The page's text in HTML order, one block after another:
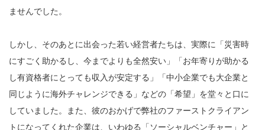
ませんでした。
しかし、そのあとに出会った若い経営者たちは、実際に「災害時
にすごく助かるし、今までよりも全然安い」「お年寄りが助かる
し有資格者にとっても収入が安定する」「中小企業でも大企業と
同じように海外チャレンジできる」などの「希望」を堂々と口に
していました。また、彼のおかげで弊社のファーストクライアン
トになってくれた企業は、いわゆる「ソーシャルベンチャー」と